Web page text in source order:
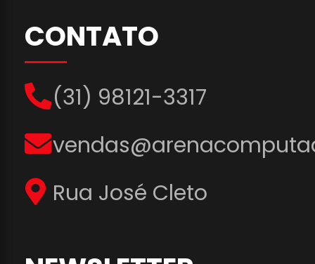
CONTATO
(31) 98121-3317
Rua José Cleto